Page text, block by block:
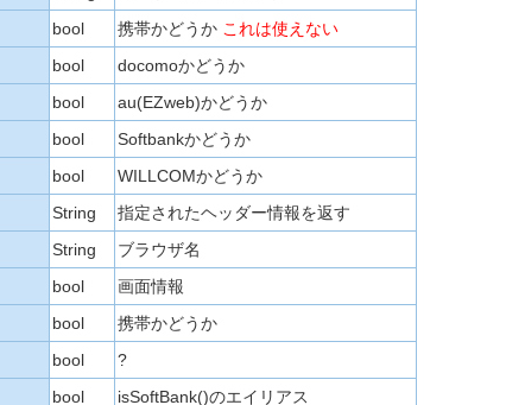
bool 携帯かどうか これは使えない
bool
docomoかどうか
bool
au(EZweb)かどうか
bool
Softbankかどうか
bool
WILLCOMかどうか
String
指定されたヘッダー情報を返す
String
ブラウザ名
bool
画面情報
bool
携帯かどうか
bool
?
bool
isSoftBank()のエイリアス